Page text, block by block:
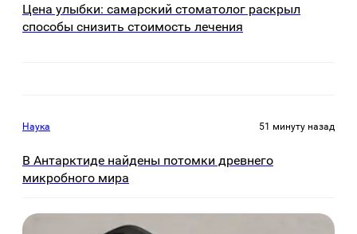
Цена улыбки: самарский стоматолог раскрыл
способы снизить стоимость лечения
Наука 51 минуту назад
В Антарктиде найдены потомки древнего
микробного мира